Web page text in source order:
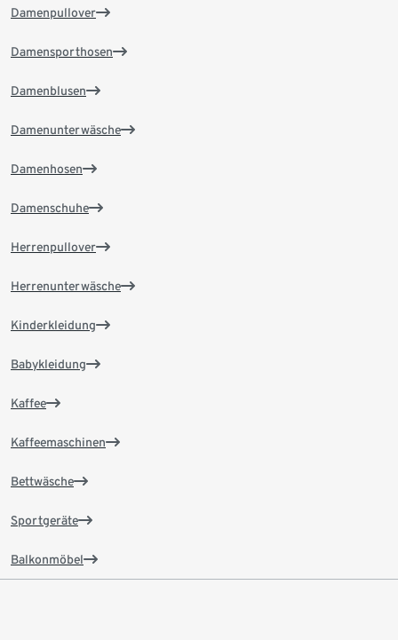
Damenpullover
Damensporthosen
Damenblusen
Damenunterwäsche
Damenhosen
Damenschuhe
Herrenpullover
Herrenunterwäsche
Kinderkleidung
Babykleidung
Kaffee
Kaffeemaschinen
Bettwäsche
Sportgeräte
Balkonmöbel